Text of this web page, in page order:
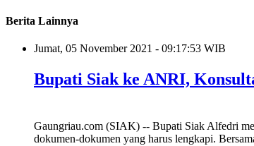
Berita Lainnya
Jumat, 05 November 2021 - 09:17:53 WIB
Bupati Siak ke ANRI,
Gaungriau.com (SIAK) -- Bupati Siak Alfedri
dokumen-dokumen yang harus lengkapi.